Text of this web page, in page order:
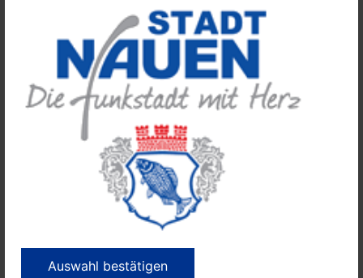
Auswahl bestätigen
Dorfkirche
Am Eingang der Dorfkirche aus dem 14. Jahrhundert
findet man noch den Stumpf des durch Theodor
Fontane beschriebenen Birnbaums. Der Baum wurde
1911 durch einen Sturm zerstört. Der heute an der
Kirche stehende Birnbaum wurde 1972 gepflanzt. Die
Kirchengemeinde bietet ihren Gästen einen
Kirchenrundgang und eine viel gelobte Kaffeetafel an.
In den Sommermonaten stehen wechselnde
Ausstellungen und Konzerte auf dem Programm.